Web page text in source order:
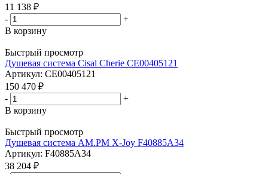
11 138 ₽
-
+
В корзину
Быстрый просмотр
Душевая система Cisal Cherie CE00405121
Артикул: CE00405121
150 470 ₽
-
+
В корзину
Быстрый просмотр
Душевая система AM.PM X-Joy F40885A34
Артикул: F40885A34
38 204 ₽